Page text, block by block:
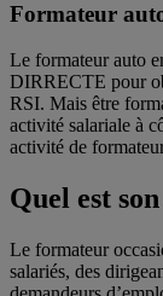
Formateur
Le formateur auto
DIRRECTE pour
RSI. Mais être
activité salariale à
activité de
Quel est
Le formateur
salariés, des